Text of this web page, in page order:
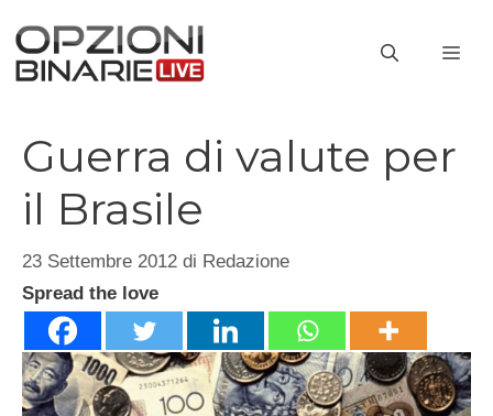
contenuto
Guerra di valute per
il Brasile
23 Settembre 2012 di Redazione
Spread the love